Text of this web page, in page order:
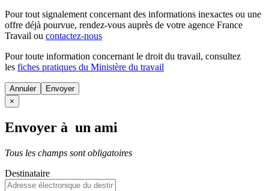
Pour tout signalement concernant des informations inexactes ou une
offre déjà pourvue, rendez-vous auprès de votre agence France
Travail ou contactez-nous
Pour toute information concernant le droit du travail, consultez
les fiches pratiques du Ministère du travail
Annuler
×
Envoyer à un ami
Tous les champs sont obligatoires
Destinataire